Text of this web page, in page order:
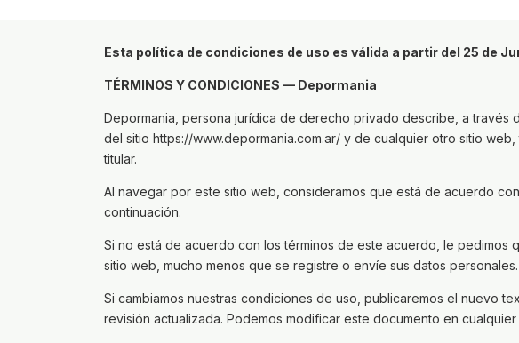
Esta política de condiciones de uso es válida a partir del 25 de
TÉRMINOS Y CONDICIONES — Depormania
Depormania, persona jurídica de derecho privado describe, a través
del sitio https://www.depormania.com.ar/ y de cualquier otro sitio
titular.
Al navegar por este sitio web, consideramos que está de acuerdo
continuación.
Si no está de acuerdo con los términos de este acuerdo, le pedimos
sitio web, mucho menos que se registre o envíe sus datos personales.
Si cambiamos nuestras condiciones de uso, publicaremos el nuevo
revisión actualizada. Podemos modificar este documento en cualquier